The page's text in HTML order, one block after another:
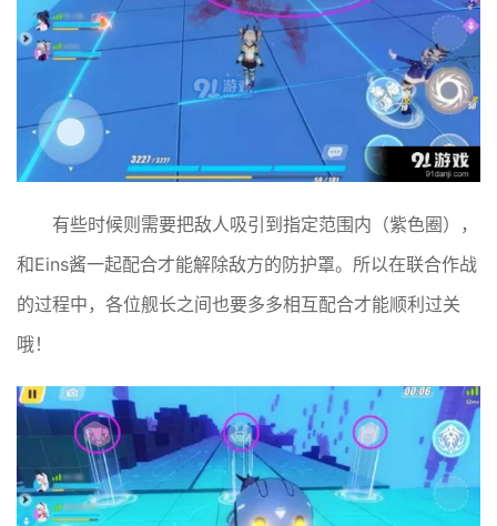
有些时候则需要把敌人吸引到指定范围内（紫色圈），
和Eins酱一起配合才能解除敌方的防护罩。所以在联合作战
的过程中，各位舰长之间也要多多相互配合才能顺利过关
哦！